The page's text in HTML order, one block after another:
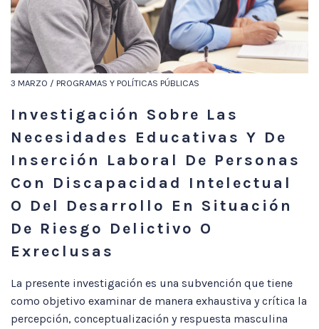
3 MARZO / PROGRAMAS Y POLÍTICAS PÚBLICAS
Investigación Sobre Las
Necesidades Educativas Y De
Inserción Laboral De Personas
Con Discapacidad Intelectual
O Del Desarrollo En Situación
De Riesgo Delictivo O
Exreclusas
La presente investigación es una subvención que tiene
como objetivo examinar de manera exhaustiva y crítica la
percepción, conceptualización y respuesta masculina